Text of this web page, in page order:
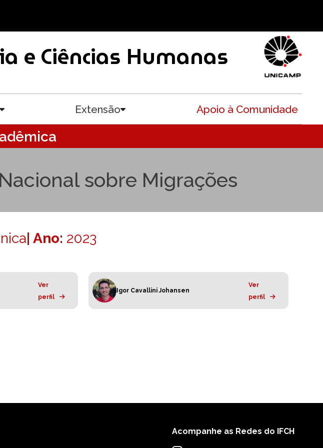
e Ciências Humanas
Extensão Apoio à Comunidade
sobre Migrações
| Ano: 2023
Ver
perfil
Igor Cavallini Johansen
Ver
perfil
Acompanhe as Redes do IFCH